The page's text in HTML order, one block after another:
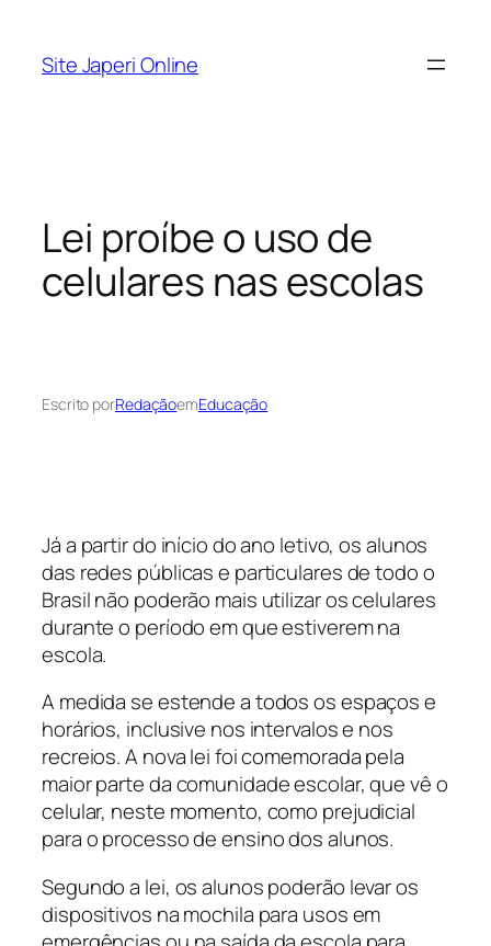
Site Japeri Online
Lei proíbe o uso de
celulares nas escolas
Escrito porRedaçãoemEducação
Já a partir do início do ano letivo, os alunos
das redes públicas e particulares de todo o
Brasil não poderão mais utilizar os celulares
durante o período em que estiverem na
escola.
A medida se estende a todos os espaços e
horários, inclusive nos intervalos e nos
recreios. A nova lei foi comemorada pela
maior parte da comunidade escolar, que vê o
celular, neste momento, como prejudicial
para o processo de ensino dos alunos.
Segundo a lei, os alunos poderão levar os
dispositivos na mochila para usos em